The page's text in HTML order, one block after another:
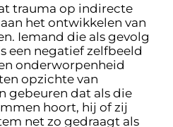
trauma op indirecte
het ontwikkelen van
Iemand die als gevolg
een negatief zelfbeeld
onderworpenheid
opzichte van
gebeuren dat als die
hoort, hij of zij
net zo gedraagt als